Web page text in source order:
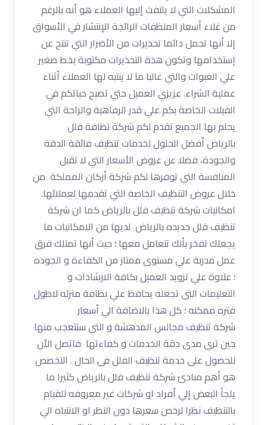
المشكلات التي لا يلتفت إليها العملاء هو أنه بالرغم
من غلاء أسعار المنظفات الرائجة الإنتشار في الأسواق
إلا أنها تحمل دائما تحذيرات من الأضرار التي تنتج عن
إستخدامها وتكون هذة التحذيرات مكتوبة بخط صغير
علي العبوات والتي غالبا ما لا ينتبه لها العملاء أثناء
عملية الشراء. عزيزي العميل حتي تصبح حياتكم في
الفيلات الخاصة بكم علي قدر الرفاهية والراحة التي
يحلم بها الجميع تقدم لكم شركة نظافة فلل
بالرياض أفضل الحلول لخدمات تنظيف فائقة الدقة
والجودة، فضلا عن عروض الأسعار التي لا تقبل
المنافسة التي توفرها لكم شركة أركان المملكة من
خلال عروض التنظيف الخاصة التي تقدمها لعملائها.
امكانيات شركة تنظيف فلل بالرياض كما ان شركة
تنظيف فلل جديده بالرياض لديها من الامكانيات ما
يجعلك تفخر بأنك تتعامل معها ؛ حيث أنها تمتلك فرق
عمل مدربة علي مستوى ممتاز من الكفاءة و الجوده
؛ علاوة علي تزويد العميل بكافة الارشادات و
التعليمات التى تجعله يحافظ علي نظافة منزله لاطول
فتره ممكنه ؛ كل هذا بالاضافة الي أسعار
شركة تنظيف مجالس المدهشة و التى ستتعجب منها
حين تري مدى دقة الخدمات و كفاءتها فاتصل الأن
للحصول على خدمة تنظيف الفلل فى الحال . التخصص
هو أهم مبادئ شركة تنظيف فلل بالرياض كثيرا ما
يلجأ البعض إلي أفراد او شركات غير معروفه للقيام
بالتنظيف نظرا لرخص سعرها دون النظر او الانتباه الي